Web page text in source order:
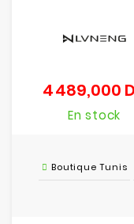
4 489,000
En stock
Boutique Tunis